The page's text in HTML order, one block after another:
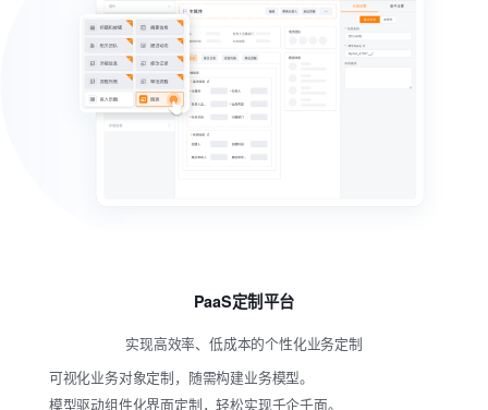
PaaS定制平台
实现高效率、低成本的个性化业务定制
可视化业务对象定制，随需构建业务模型。
模型驱动组件化界面定制，轻松实现千企千面。